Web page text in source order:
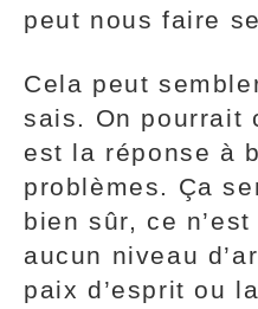
peut nous faire
Cela peut
sais. On pourrait
est la réponse à
problèmes. Ça
bien sûr, ce
aucun niveau
paix d’esprit ou